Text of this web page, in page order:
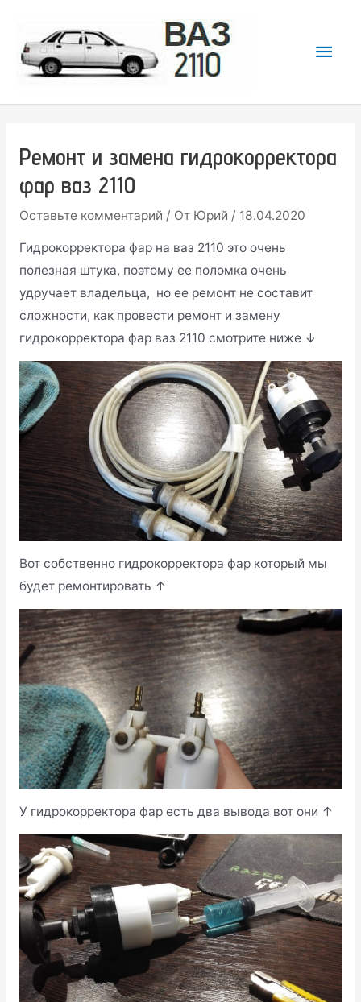
содержимому
Ремонт и замена гидрокорректора
фар ваз 2110
Оставьте комментарий / От Юрий / 18.04.2020
Гидрокорректора фар на ваз 2110 это очень
полезная штука, поэтому ее поломка очень
удручает владельца, но ее ремонт не составит
сложности, как провести ремонт и замену
гидрокорректора фар ваз 2110 смотрите ниже ↓
Вот собственно гидрокорректора фар который мы
будет ремонтировать ↑
У гидрокорректора фар есть два вывода вот они ↑